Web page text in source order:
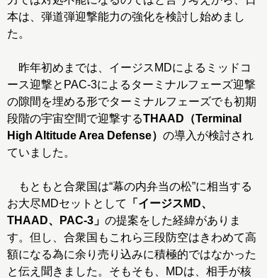
本は、弾道弾迎撃能力の強化を検討し始めまし
た。
昨年初めまでは、イージスMDによるミッドコ
ース迎撃とPAC-3によるターミナルフェーズ迎撃
の隙間を埋める形でターミナルフェーズでも初期
段階の宇宙空間で迎撃するTHAAD（Terminal
High Altitude Area Defense） の導入が検討され
ていました。
もともと合衆国は“幕の内弁当の松”に相当する
お大尽MDセットとして
「イージスMD、
THAAD、PAC-3」 の提案をした経緯がありま
す。但し、合衆国もこれら三段防空はきわめて高
額になる為に余り売り込みに積極的ではなかった
と伝え聞きました。そもそも、MDは、相手が核